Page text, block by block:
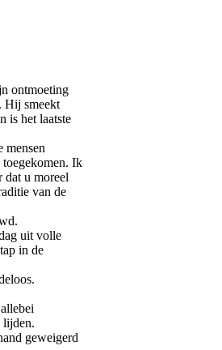
ontmoeting
Hij smeekt
is het laatste
mensen
toegekomen. Ik
dat u moreel
van de
uit volle
in de
lijden.
geweigerd